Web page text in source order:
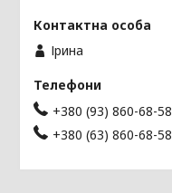
Ірина
+380 (93) 860-68-58
+380 (63) 860-68-58